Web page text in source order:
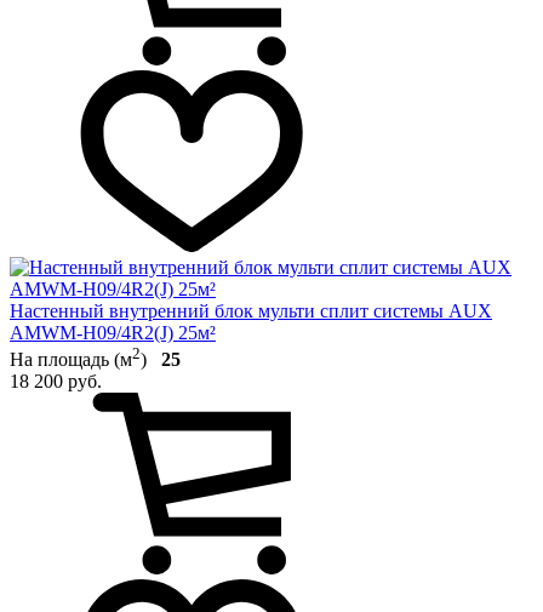
Настенный внутренний блок мульти сплит системы AUX
AMWM-H09/4R2(J) 25м²
На площадь (м2) 25
18 200 руб.